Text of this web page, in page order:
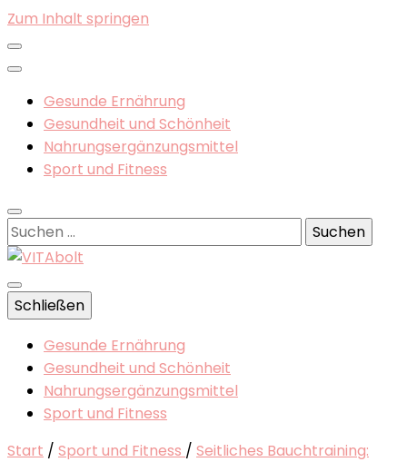
Zum Inhalt springen
Gesunde Ernährung
Gesundheit und Schönheit
Nahrungsergänzungsmittel
Sport und Fitness
Suchen
nach:
VITAbolt
Gesunde Ernährung, Nahrungsergänzungsmittel
Schließen
Gesunde Ernährung
Gesundheit und Schönheit
Nahrungsergänzungsmittel
Sport und Fitness
Start / Sport und Fitness / Seitliches Bauchtraining: